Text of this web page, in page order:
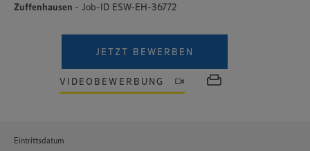
Zuffenhausen - Job-ID ESW-EH-36772
JETZT BEWERBEN
VIDEOBEWERBUNG
Eintrittsdatum